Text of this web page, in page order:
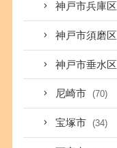
神戸市兵庫区
神戸市須磨区
神戸市垂水区
尼崎市 (70)
宝塚市 (34)